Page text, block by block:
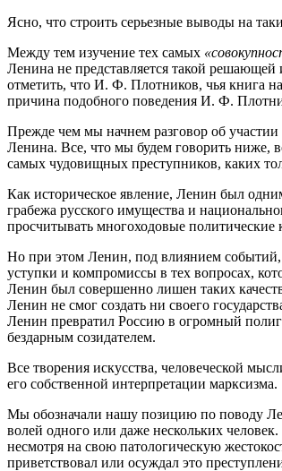
Ясно, что строить серьезные выводы на
Между тем изучение тех самых
Ленина не представляется такой
отметить, что И. Ф. Плотников, чья книга
причина подобного поведения И. Ф.
Прежде чем мы начнем разговор об
Ленина. Все, что мы будем говорить ниже,
самых чудовищных преступников, каких
Как историческое явление, Ленин был
грабежа русского имущества и
просчитывать многоходовые
Но при этом Ленин, под влиянием
уступки и компромиссы в тех вопросах,
Ленин был совершенно лишен таких
Ленин не смог создать ни своего
Ленин превратил Россию в огромный
бездарным созидателем.
Все творения искусства, человеческой
его собственной интерпретации марксизма.
Мы обозначали нашу позицию по поводу
волей одного или даже нескольких
несмотря на свою патологическую
приветствовал или осуждал это